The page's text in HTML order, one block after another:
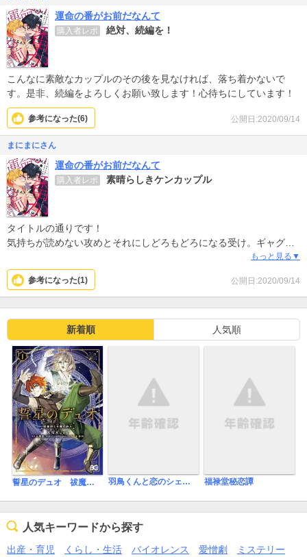
運命の番がお前だなんて
購入者レポ 絶対、続編を！
こんなに素敵なカップルのその後を見なければ、落ち着かないで
す。是非、続編をよろしくお願い致します！心待ちにしています！
公開日:2020/09/14
参考になった(6)
まにまにさん
運命の番がお前だなんて
購入者レポ 素晴らしきケンカップル
タイトルの通りです！
気持ちが読めない攻めとそれにしどろもどろになる受け。ギャグも
テンポよく、クスッと笑える部分もありました。ケンカップル好き
ならとてもオススメです。ラブラブエッチも濃厚で本当にいいもの
読みせて頂きました！！ᕕ( ᐛ )ᕗ
もっと見る▼
公開日:2020/09/14
参考になった(1)
新着順 人気順
誓星のデュオ 祓魔師と半魔の詩人 羽鳥くんと恋のシェアハウス 福禄堂秘恋譚
人気キーワードから探す
出産・育児 くらし・生活 バイオレンス 愛憎劇
ミステリー